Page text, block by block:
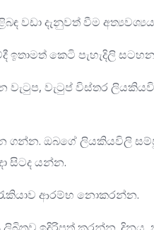
වඩා දැනුවත් වීම
ඉතාමත් කෙටි පැහැදිලි
වැටුප් විස්තර
ගන්න. ඔබගේ ලියකියවිලි
සිටද යන්න.
ආරම්භ නොකරන්න.